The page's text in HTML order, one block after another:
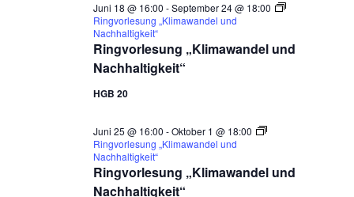
Ringvorlesung „Klimawandel und
Nachhaltigkeit“
Juni 18 @ 16:00 -September 24 @ 18:00
Ringvorlesung „Klimawandel und
Nachhaltigkeit“
HGB 20
Ringvorlesung „Klimawandel und
Nachhaltigkeit“
Juni 25 @ 16:00 -Oktober 1 @ 18:00
Ringvorlesung „Klimawandel und
Nachhaltigkeit“